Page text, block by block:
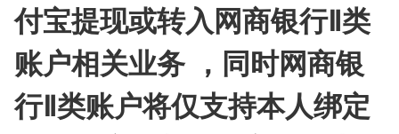
付宝提现或转入网商银行Ⅱ类
账户相关业务 ，同时网商银
行Ⅱ类账户将仅支持本人绑定